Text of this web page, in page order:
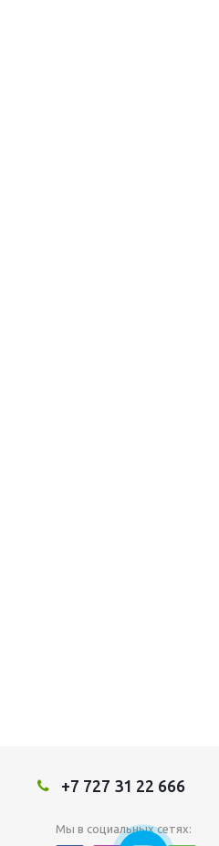
+7 727 31 22 666
Мы в социальных сетях: